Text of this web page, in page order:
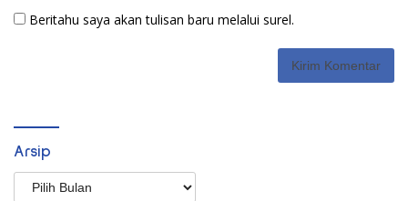
Beritahu saya akan tulisan baru melalui surel.
Arsip
Arsip